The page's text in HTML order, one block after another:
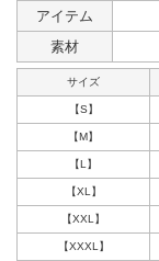
アイテム
素材
サイズ
【S】
【M】
【L】
【XL】
【XXL】
【XXXL】